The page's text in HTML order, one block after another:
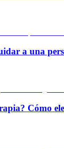
a una
Cómo